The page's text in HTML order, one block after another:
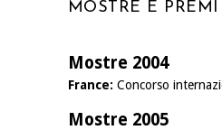
MOSTRE E PREMI
Mostre 2004
France: Concorso
Mostre 2005